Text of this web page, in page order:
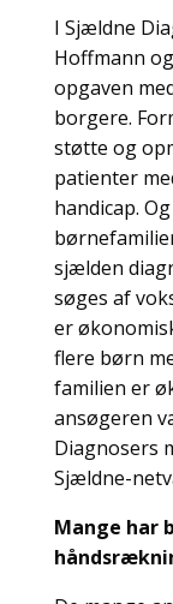
I Sjældne
Hoffmann
opgaven
borgere.
støtte og
patienter
handicap.
sjælden
søges af
er
flere børn
familien er
ansøgeren
Diagnosers
Sjældne-
Mange har